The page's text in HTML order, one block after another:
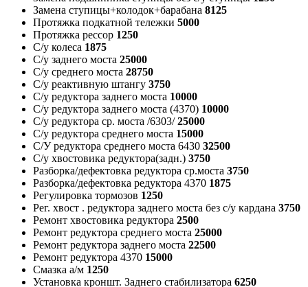
Замена ступицы+колодок+барабана 8125
Протяжка подкатной тележки 5000
Протяжка рессор 1250
С/у колеса 1875
С/у заднего моста 25000
С/у среднего моста 28750
С/у реактивную штангу 3750
С/у редуктора заднего моста 10000
С/у редуктора заднего моста (4370) 10000
С/у редуктора ср. моста /6303/25000
С/у редуктора среднего моста 15000
С/У редуктора среднего моста 6430 32500
С/у хвостовика редуктора(задн.) 3750
Разборка/дефектовка редуктора ср.моста 3750
Разборка/дефектовка редуктора 4370 1875
Регулировка тормозов 1250
Рег. хвост . редуктора заднего моста без с/у кардана 3750
Ремонт хвостовика редуктора 2500
Ремонт редуктора среднего моста 25000
Ремонт редуктора заднего моста 22500
Ремонт редуктора 4370 15000
Смазка а/м 1250
Установка кроншт. Заднего стабилизатора 6250